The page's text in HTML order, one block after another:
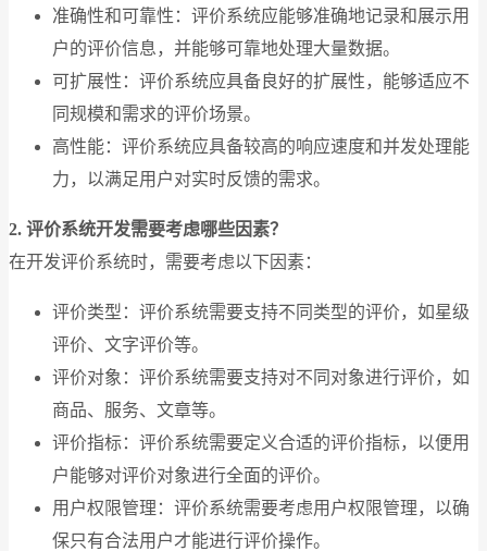
准确性和可靠性：评价系统应能够准确地记录和展示用
户的评价信息，并能够可靠地处理大量数据。
可扩展性：评价系统应具备良好的扩展性，能够适应不
同规模和需求的评价场景。
高性能：评价系统应具备较高的响应速度和并发处理能
力，以满足用户对实时反馈的需求。
2. 评价系统开发需要考虑哪些因素？
在开发评价系统时，需要考虑以下因素：
评价类型：评价系统需要支持不同类型的评价，如星级
评价、文字评价等。
评价对象：评价系统需要支持对不同对象进行评价，如
商品、服务、文章等。
评价指标：评价系统需要定义合适的评价指标，以便用
户能够对评价对象进行全面的评价。
用户权限管理：评价系统需要考虑用户权限管理，以确
保只有合法用户才能进行评价操作。